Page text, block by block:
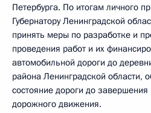
Петербурга. По итогам личного
Губернатору Ленинградской
принять меры по разработке и
проведения работ и их
автомобильной дороги до
района Ленинградской области,
состояние дороги до завершения
дорожного движения.